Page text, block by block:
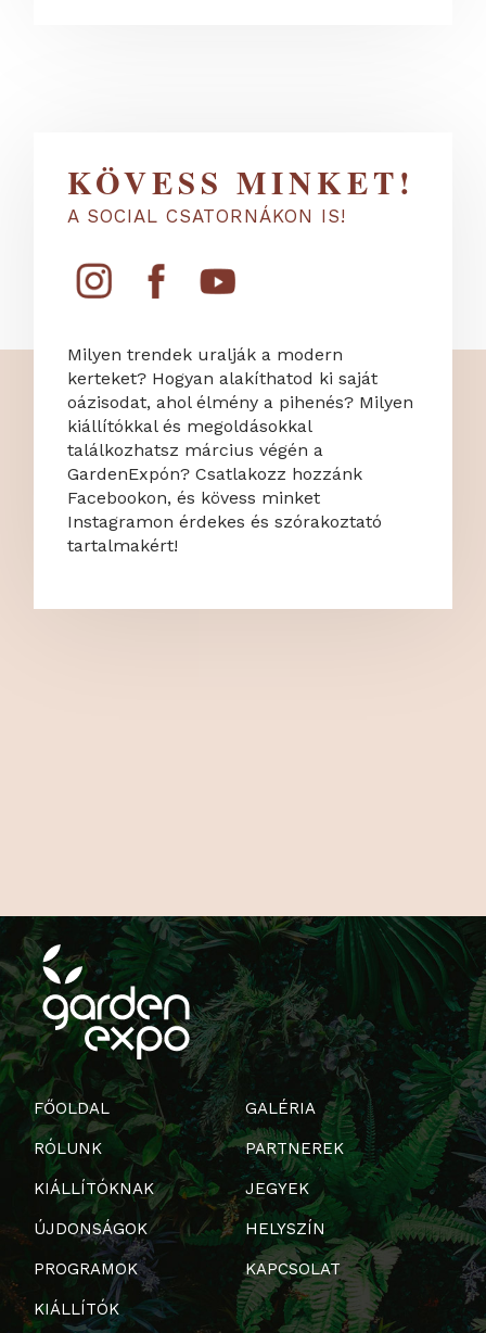
KÖVESS MINKET!
A SOCIAL CSATORNÁKON IS!
Milyen trendek uralják a modern
kerteket? Hogyan alakíthatod ki saját
oázisodat, ahol élmény a pihenés? Milyen
kiállítókkal és megoldásokkal
találkozhatsz március végén a
GardenExpón? Csatlakozz hozzánk
Facebookon, és kövess minket
Instagramon érdekes és szórakoztató
tartalmakért!
FŐOLDAL
RÓLUNK
KIÁLLÍTÓKNAK
ÚJDONSÁGOK
PROGRAMOK
KIÁLLÍTÓK
GALÉRIA
PARTNEREK
JEGYEK
HELYSZÍN
KAPCSOLAT